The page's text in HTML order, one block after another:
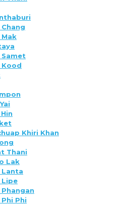
Chang
Mak
Samet
Kood
Khiri Khan
Thani
Lak
Lanta
Lipe
Phangan
Phi